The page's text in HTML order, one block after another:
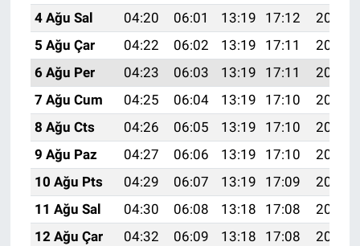
4 Ağu Sal
04:20 06:01 13:19 17:12
20:27
5 Ağu Çar
04:22 06:02 13:19 17:11
20:26
6 Ağu Per
04:23 06:03 13:19 17:11
20:25
7 Ağu Cum
04:25 06:04 13:19 17:10
20:24
8 Ağu Cts
04:26 06:05 13:19 17:10
20:23
9 Ağu Paz
04:27 06:06 13:19 17:10
20:21
10 Ağu Pts
04:29 06:07 13:19 17:09
20:20
11 Ağu Sal
04:30 06:08 13:18 17:08
20:19
12 Ağu Çar
04:32 06:09 13:18 17:08
20:18